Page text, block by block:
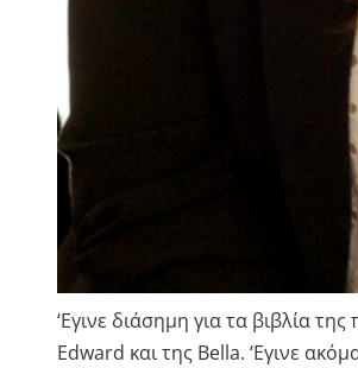
‘Εγινε διάσημη για τα βιβλία
Edward και της Bella. ‘Εγινε